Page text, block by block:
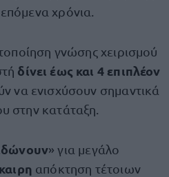
χρόνια.
γνώσης χειρισμού
δίνει έως και 4 επιπλέον
να ενισχύσουν σημαντικά
στην κατάταξη.
» για μεγάλο
απόκτηση τέτοιων